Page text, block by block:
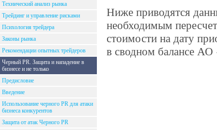
Технический анализ рынка
Трейдинг и управление рисками
Психология трейдера
Законы рынка
Рекомендации опытных трейдеров
Черный PR. Защита и нападение в
бизнесе и не только
Предисловие
Введение
Использование черного PR для атаки
бизнеса конкурентов
Защита от атак Черного PR
Ниже приводятся
необходимым
стоимости на дату
в сводном балансе АО